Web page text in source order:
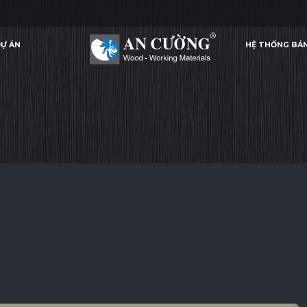
ÁN HỆ THỐNG
ACRYLIC
HAZELNUT HAZELNUT HAZELNUT HAZELNUT